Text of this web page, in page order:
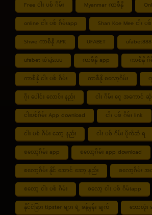
Free ငါး ပစ် ဂိမ်း Myanmar ကာစီနို
online ငါး ပစ် ဂိမ်းapp Shan Koe Mee ငါး ပ
Shwe ကာစီနို APK UFABET ufabet888
ufabet เข้าสู่ระบบ ကာစီနို app ကာစီနို ဂိ
ကာစီနို ငါး ပစ် ဂိမ်း ကာစီနို စလော့ဂိမ်း
ဂိုး ပေါင်း လောင်း နည်း ငါး ဂိမ်း ငွေ အကောင် ဆုံ
ငါးပစ်ဂိမ်း App download ငါး ပစ် ဂိမ်း link
ငါး ပစ် ဂိမ်း ဆော့ နည်း ငါး ပစ် ဂိမ်း ပိုက်ဆံ ရ
စလော့ဂိမ်း app စလော့ဂိမ်း app download
စလော့ဂိမ်း နိုင် အောင် ဆော့ နည်း စလော့ဂိမ်း
စလော့ ငါး ပစ် ဂိမ်း စလော့ ငါး ပစ် ဂိမ်းapp
နိုင်ငံခြား tipster များ ရဲ့ ခန့်မှန်း ချက် ဘောလုံး